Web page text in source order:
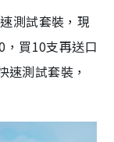
測試套裝，現
買10支再送口
測試套裝，